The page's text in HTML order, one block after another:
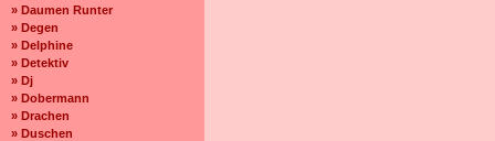
» Daumen Runter
» Degen
» Delphine
» Detektiv
» Dj
» Dobermann
» Drachen
» Duschen